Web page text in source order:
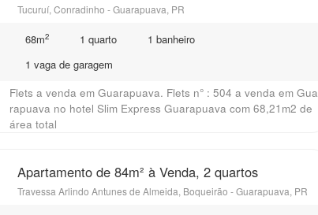
Tucuruí, Conradinho - Guarapuava, PR
68m2 1 quarto
1 banheiro
1 vaga de garagem
Flets a venda em Guarapuava. Flets n° : 504 a venda em Gua
rapuava no hotel Slim Express Guarapuava com 68,21m2 de
área total
Apartamento de 84m² à Venda, 2 quartos
Travessa Arlindo Antunes de Almeida, Boqueirão - Guarapuava, PR